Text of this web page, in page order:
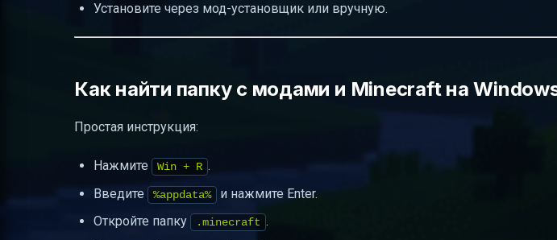
Установите через мод-установщик или вручную.
Как найти папку с модами и Minecraft на
Простая инструкция:
Нажмите Win + R .
Введите
%appdata%
и нажмите Enter.
Откройте папку
.minecraft .